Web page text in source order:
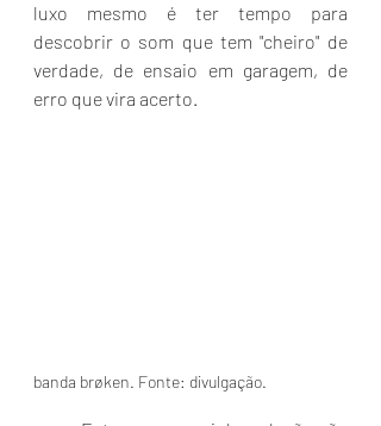
luxo mesmo é ter tempo para
descobrir o som que tem "cheiro" de
verdade, de ensaio em garagem, de
erro que vira acerto.
banda brøken. Fonte: divulgação.